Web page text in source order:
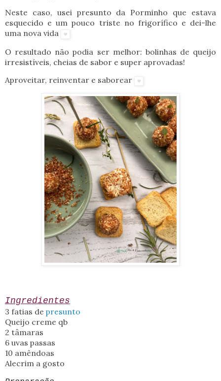
Neste caso, usei presunto da Porminho que estava
esquecido e um pouco triste no frigorífico e dei-lhe
uma nova vida
O resultado não podia ser melhor: bolinhas de queijo
irresistíveis, cheias de sabor e super aprovadas!
Aproveitar, reinventar e saborear
Ingredientes
3 fatias de presunto
Queijo creme qb
2 tâmaras
6 uvas passas
10 amêndoas
Alecrim a gosto